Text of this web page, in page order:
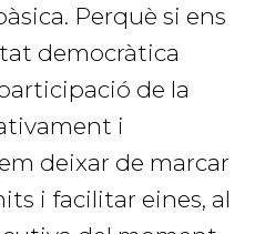
Perquè si ens
democràtica
de la
i
deixar de marcar
i facilitar eines, al